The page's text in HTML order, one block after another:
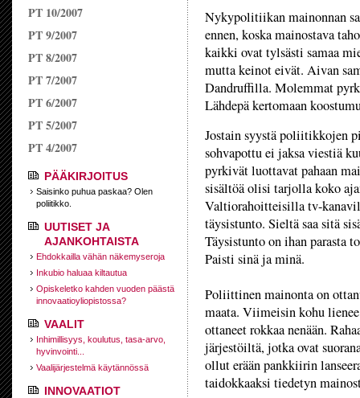
PT 10/2007
PT 9/2007
PT 8/2007
PT 7/2007
PT 6/2007
PT 5/2007
PT 4/2007
PÄÄKIRJOITUS
Saisinko puhua paskaa? Olen
poliitikko.
UUTISET JA
AJANKOHTAISTA
Ehdokkailla vähän näkemyseroja
Inkubio haluaa kiltautua
Opiskeletko kahden vuoden päästä
innovaatioyliopistossa?
VAALIT
Inhimillisyys, koulutus, tasa-arvo,
hyvinvointi...
Vaalijärjestelmä käytännössä
INNOVAATIOT
Nykypolitiikan mainonnan
ennen, koska mainostava
kaikki ovat tylsästi samaa
mutta keinot eivät. Aivan
Dandruffilla. Molemmat
Lähdepä kertomaan
Jostain syystä poliitikkojen
sohvapottu ei jaksa viestiä
pyrkivät luottavat pahaan
sisältöä olisi tarjolla koko
Valtiorahoitteisilla tv-
täysistunto. Sieltä saa sitä
Täysistunto on ihan parasta
Paisti sinä ja minä.
Poliittinen mainonta on
maata. Viimeisin kohu
ottaneet rokkaa nenään.
järjestöiltä, jotka ovat
ollut erään pankkiirin
taidokkaaksi tiedetyn